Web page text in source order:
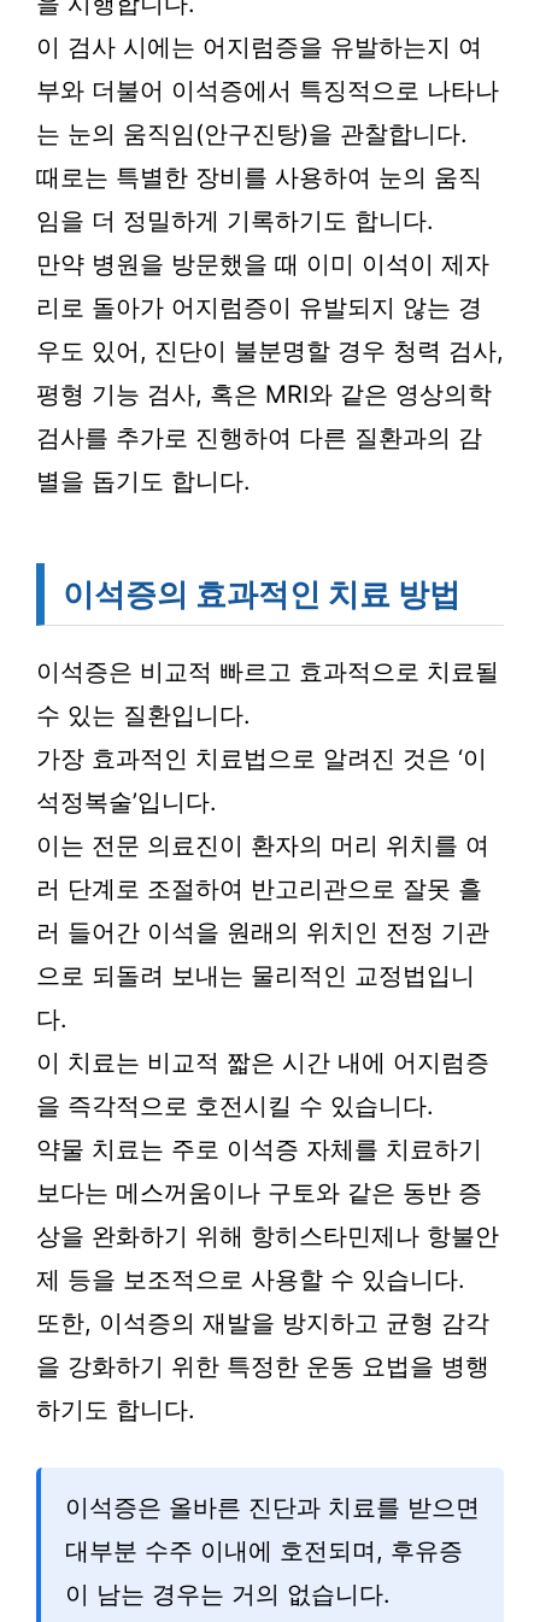
이 검사 시에는 어지럼증을 유발하는지 여
부와 더불어 이석증에서 특징적으로 나타나
는 눈의 움직임(안구진탕)을 관찰합니다.
때로는 특별한 장비를 사용하여 눈의 움직
임을 더 정밀하게 기록하기도 합니다.
만약 병원을 방문했을 때 이미 이석이 제자
리로 돌아가 어지럼증이 유발되지 않는 경
우도 있어, 진단이 불분명할 경우 청력 검사,
평형 기능 검사, 혹은 MRI와 같은 영상의학
검사를 추가로 진행하여 다른 질환과의 감
별을 돕기도 합니다.
이석증의 효과적인 치료 방법
이석증은 비교적 빠르고 효과적으로 치료될
수 있는 질환입니다.
가장 효과적인 치료법으로 알려진 것은 ‘이
석정복술’입니다.
이는 전문 의료진이 환자의 머리 위치를 여
러 단계로 조절하여 반고리관으로 잘못 흘
러 들어간 이석을 원래의 위치인 전정 기관
으로 되돌려 보내는 물리적인 교정법입니
다.
이 치료는 비교적 짧은 시간 내에 어지럼증
을 즉각적으로 호전시킬 수 있습니다.
약물 치료는 주로 이석증 자체를 치료하기
보다는 메스꺼움이나 구토와 같은 동반 증
상을 완화하기 위해 항히스타민제나 항불안
제 등을 보조적으로 사용할 수 있습니다.
또한, 이석증의 재발을 방지하고 균형 감각
을 강화하기 위한 특정한 운동 요법을 병행
하기도 합니다.
이석증은 올바른 진단과 치료를 받으면
대부분 수주 이내에 호전되며, 후유증
이 남는 경우는 거의 없습니다.